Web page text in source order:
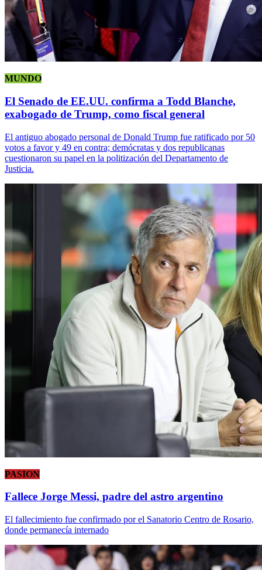
MUNDO
El Senado de EE.UU. confirma a Todd Blanche,
exabogado de Trump, como fiscal general
El antiguo abogado personal de Donald Trump fue ratificado por 50
votos a favor y 49 en contra; demócratas y dos republicanas
cuestionaron su papel en la politización del Departamento de
Justicia.
PASION
Fallece Jorge Messi, padre del astro argentino
El fallecimiento fue confirmado por el Sanatorio Centro de Rosario,
donde permanecía internado